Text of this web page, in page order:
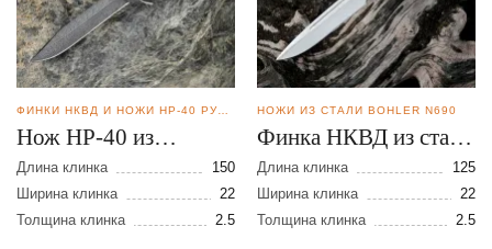
Нож НР-40 из
дамасской стали
Длина клинка
150
Ширина клинка
22
Толщина клинка
2.5
НОЖИ ИЗ СТАЛИ BOHLER N690
Финка НКВД из стали
N690
Длина клинка
125
Ширина клинка
22
Толщина клинка
2.5